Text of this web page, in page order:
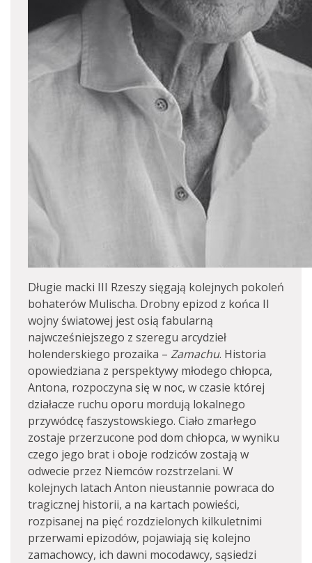
Długie macki III Rzeszy sięgają kolejnych pokoleń
bohaterów Mulischa. Drobny epizod z końca II
wojny światowej jest osią fabularną
najwcześniejszego z szeregu arcydzieł
holenderskiego prozaika – Zamachu. Historia
opowiedziana z perspektywy młodego chłopca,
Antona, rozpoczyna się w noc, w czasie której
działacze ruchu oporu mordują lokalnego
przywódcę faszystowskiego. Ciało zmarłego
zostaje przerzucone pod dom chłopca, w wyniku
czego jego brat i oboje rodziców zostają w
odwecie przez Niemców rozstrzelani. W
kolejnych latach Anton nieustannie powraca do
tragicznej historii, a na kartach powieści,
rozpisanej na pięć rozdzielonych kilkuletnimi
przerwami epizodów, pojawiają się kolejno
zamachowcy, ich dawni mocodawcy, sąsiedzi